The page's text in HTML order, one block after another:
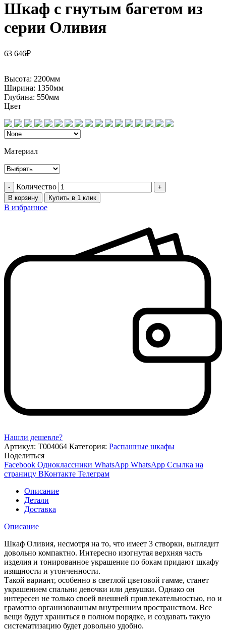
Шкаф с гнутым багетом из
серии Оливия
63 646₽
Высота: 2200мм
Ширина: 1350мм
Глубина: 550мм
Цвет
Материал
Количество
В корзину Купить в 1 клик
В избранное
Нашли дешевле?
Артикул: Т004064 Категория: Распашные шкафы
Поделиться
Facebook Одноклассники WhatsApp WhatsApp Ссылка на
страницу ВКонтакте Телеграм
Описание
Детали
Доставка
Описание
Шкаф Оливия, несмотря на то, что имеет 3 створки, выглядит
довольно компактно. Интересно изогнутая верхняя часть
изделия и тонированное украшение по бокам придают шкафу
изящности и утонченности.
Такой вариант, особенно в светлой цветовой гамме, станет
украшением спальни девочки или девушки. Однако он
интересен не только своей внешней привлекательностью, но и
грамотно организованным внутренним пространством. Все
вещи будут храниться в полном порядке, и создавать такую
систематизацию будет довольно удобно.